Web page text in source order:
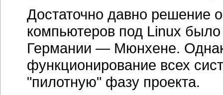
Достаточно давно решение
компьютеров под Linux
Германии — Мюнхене.
функционирование всех
"пилотную" фазу проекта.